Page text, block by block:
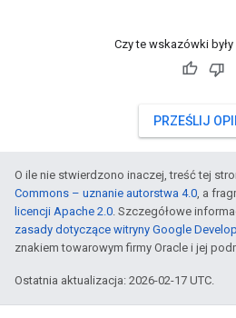
Czy te wskazówki
PRZEŚLIJ
O ile nie stwierdzono inaczej, treść tej
Commons – uznanie autorstwa 4.0, a
licencji Apache 2.0. Szczegółowe
zasady dotyczące witryny Google
znakiem towarowym firmy Oracle i jej
Ostatnia aktualizacja: 2026-02-17 UTC.